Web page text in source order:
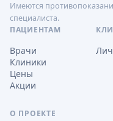
Имеются
специалиста.
ПАЦИЕНТАМ
Врачи
Клиники
Цены
Акции
О ПРОЕКТЕ